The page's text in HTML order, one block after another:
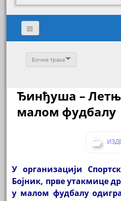
Бочна трака
Ђинђуша –
малом фудбалу
У организацији
Бојник, прве утакмице
у малом фудбалу